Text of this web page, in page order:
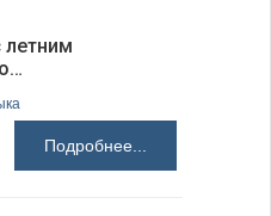
летним
Подробнее...